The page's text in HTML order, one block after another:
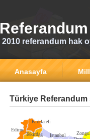
2010 referandum hak
Anasayfa
Türkiye Referandum
Kirklareli
Edirne
Tekirdag
Istanbul